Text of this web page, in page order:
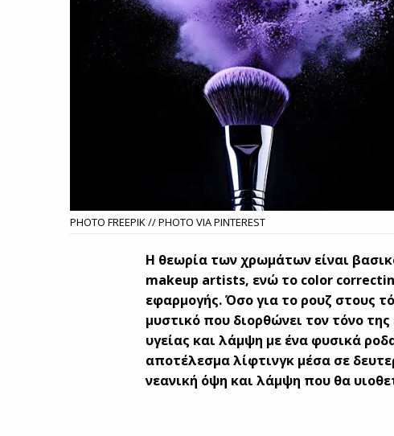
PHOTO FREEPIK // PHOTO VIA PINTEREST
Η θεωρία των χρωμάτων είναι
makeup artists, ενώ το color
εφαρμογής. Όσο για το ρουζ στους
μυστικό που διορθώνει τον τόνο
υγείας και λάμψη με ένα φυσικά
αποτέλεσμα λίφτινγκ μέσα σε
νεανική όψη και λάμψη που θα